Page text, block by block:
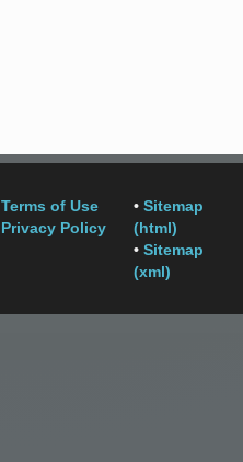
Terms of Use
Privacy Policy
• Sitemap
(html)
• Sitemap
(xml)